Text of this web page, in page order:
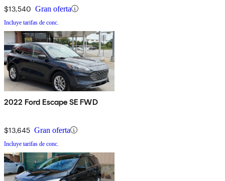
$13,540 Gran oferta
Incluye tarifas de conc.
2022 Ford Escape SE FWD
$13,645 Gran oferta
Incluye tarifas de conc.